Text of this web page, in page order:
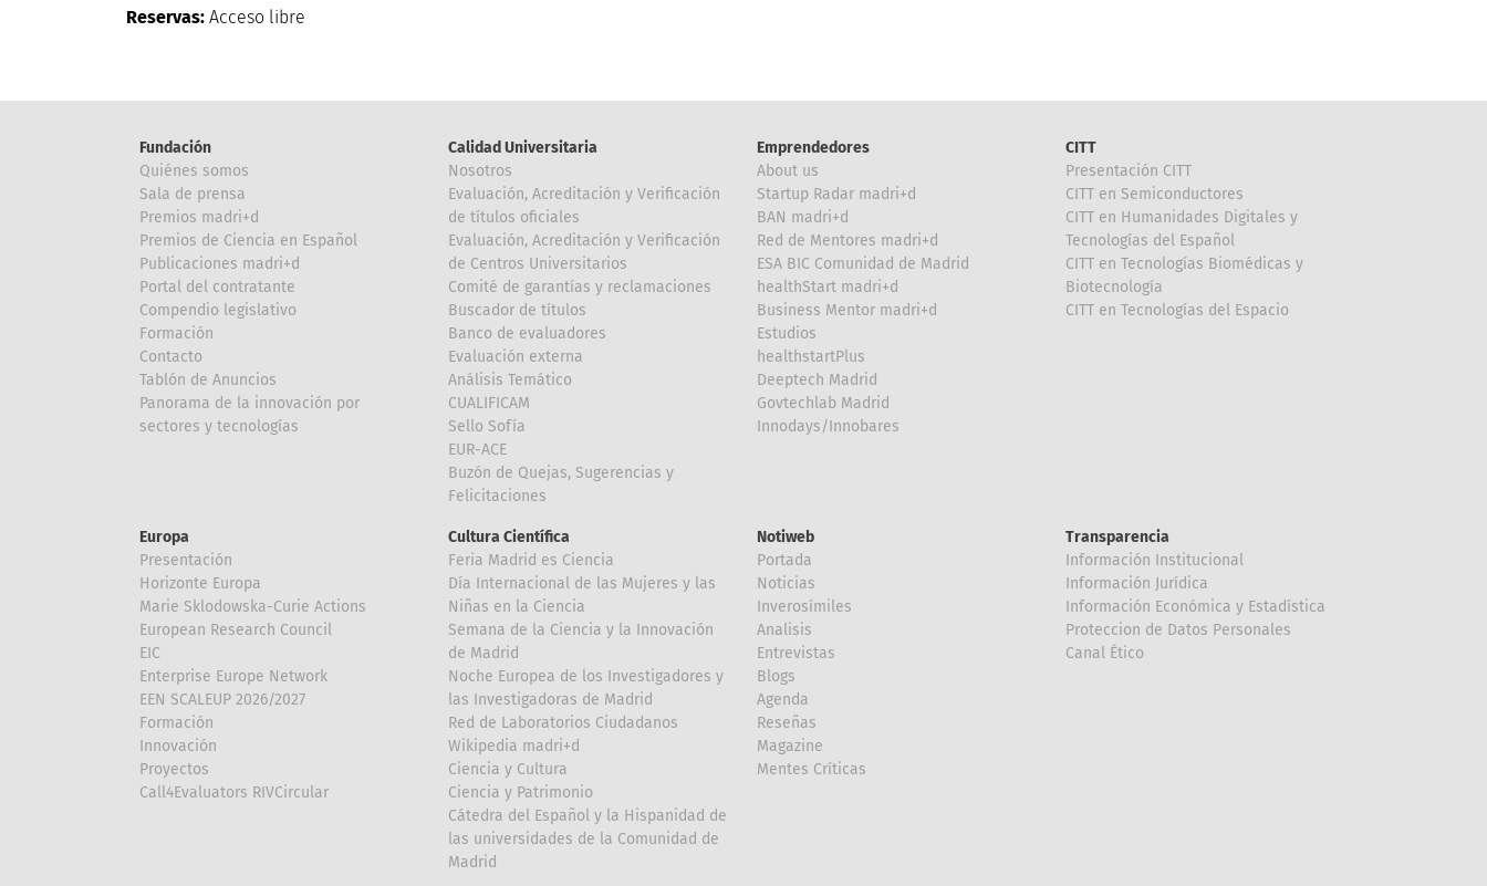
Reservas: Acceso libre
Fundación
Quiénes somos
Sala de prensa
Premios madri+d
Premios de Ciencia en Español
Publicaciones madri+d
Portal del contratante
Compendio legislativo
Formación
Contacto
Tablón de Anuncios
Panorama de la innovación por
sectores y tecnologías
Calidad Universitaria
Nosotros
Evaluación, Acreditación y Verificación
de títulos oficiales
Evaluación, Acreditación y Verificación
de Centros Universitarios
Comité de garantías y reclamaciones
Buscador de títulos
Banco de evaluadores
Evaluación externa
Análisis Temático
CUALIFICAM
Sello Sofía
EUR-ACE
Buzón de Quejas, Sugerencias y
Felicitaciones
Emprendedores
About us
Startup Radar madri+d
BAN madri+d
Red de Mentores madri+d
ESA BIC Comunidad de Madrid
healthStart madri+d
Business Mentor madri+d
Estudios
healthstartPlus
Deeptech Madrid
Govtechlab Madrid
Innodays/Innobares
CITT
Presentación CITT
CITT en Semiconductores
CITT en Humanidades Digitales y
Tecnologías del Español
CITT en Tecnologías Biomédicas y
Biotecnología
CITT en Tecnologías del Espacio
Europa
Presentación
Horizonte Europa
Marie Sklodowska-Curie Actions
European Research Council
EIC
Enterprise Europe Network
EEN SCALEUP 2026/2027
Formación
Innovación
Proyectos
Call4Evaluators RIVCircular
Cultura Científica
Feria Madrid es Ciencia
Día Internacional de las Mujeres y las
Niñas en la Ciencia
Semana de la Ciencia y la Innovación
de Madrid
Noche Europea de los Investigadores y
las Investigadoras de Madrid
Red de Laboratorios Ciudadanos
Wikipedia madri+d
Ciencia y Cultura
Ciencia y Patrimonio
Cátedra del Español y la Hispanidad de
las universidades de la Comunidad de
Madrid
Notiweb
Portada
Noticias
Inverosímiles
Analisis
Entrevistas
Blogs
Agenda
Reseñas
Magazine
Mentes Críticas
Transparencia
Información Institucional
Información Jurídica
Información Económica y Estadística
Proteccion de Datos Personales
Canal Ético